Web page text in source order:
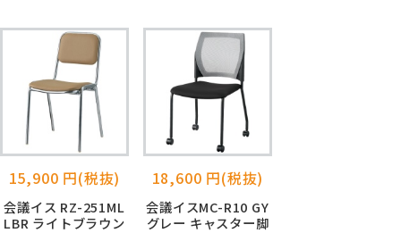
15,900 円(税抜)
会議イス RZ-251ML
LBR ライトブラウン
18,600 円(税抜)
会議イスMC-R10 GY
グレー キャスター脚